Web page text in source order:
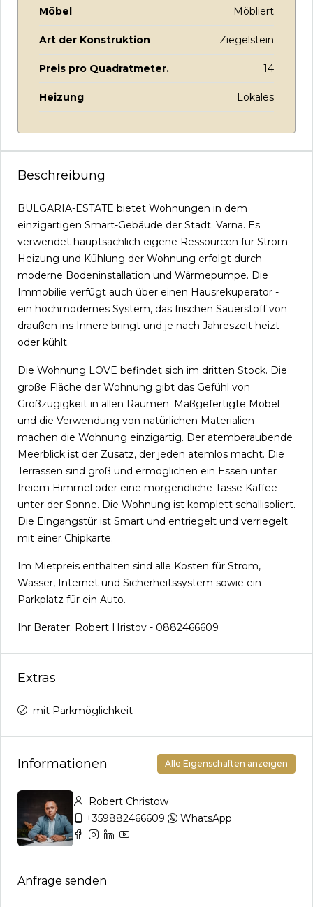
Möbel Möbliert
Art der Konstruktion Ziegelstein
Preis pro Quadratmeter. 14
Heizung Lokales
Beschreibung
BULGARIA-ESTATE bietet Wohnungen in dem
einzigartigen Smart-Gebäude der Stadt. Varna. Es
verwendet hauptsächlich eigene Ressourcen für Strom.
Heizung und Kühlung der Wohnung erfolgt durch
moderne Bodeninstallation und Wärmepumpe. Die
Immobilie verfügt auch über einen Hausrekuperator -
ein hochmodernes System, das frischen Sauerstoff von
draußen ins Innere bringt und je nach Jahreszeit heizt
oder kühlt.
Die Wohnung LOVE befindet sich im dritten Stock. Die
große Fläche der Wohnung gibt das Gefühl von
Großzügigkeit in allen Räumen. Maßgefertigte Möbel
und die Verwendung von natürlichen Materialien
machen die Wohnung einzigartig. Der atemberaubende
Meerblick ist der Zusatz, der jeden atemlos macht. Die
Terrassen sind groß und ermöglichen ein Essen unter
freiem Himmel oder eine morgendliche Tasse Kaffee
unter der Sonne. Die Wohnung ist komplett schallisoliert.
Die Eingangstür ist Smart und entriegelt und verriegelt
mit einer Chipkarte.
Im Mietpreis enthalten sind alle Kosten für Strom,
Wasser, Internet und Sicherheitssystem sowie ein
Parkplatz für ein Auto.
Ihr Berater: Robert Hristov - 0882466609
Extras
mit Parkmöglichkeit
Informationen Alle Eigenschaften anzeigen
Robert Christow
+359882466609
WhatsApp
Anfrage senden